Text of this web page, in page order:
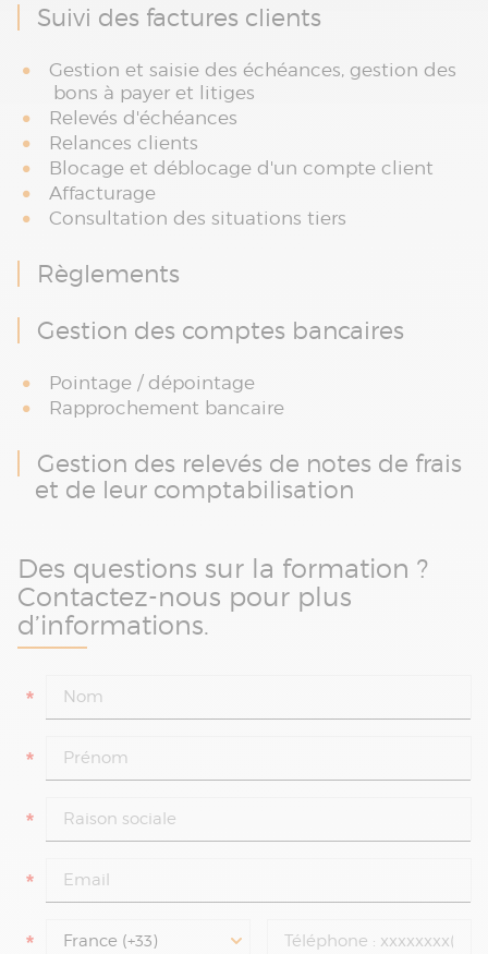
Suivi des factures clients
Gestion et saisie des échéances, gestion des
bons à payer et litiges
Relevés d'échéances
Relances clients
Blocage et déblocage d'un compte client
Affacturage
Consultation des situations tiers
Règlements
Gestion des comptes bancaires
Pointage / dépointage
Rapprochement bancaire
Gestion des relevés de notes de frais
et de leur comptabilisation
Des questions sur la formation ?
Contactez-nous pour plus
d’informations.
*
*
*
*
*